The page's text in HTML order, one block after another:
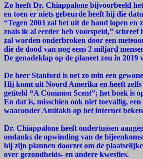
Zo heeft Dr. Chiappalone bijvoorbeeld
en toen er niets gebeurde heeft hij die
“Tegen 2003 zal het uit de hand lopen
zoals ik al eerder heb voorspeld,”
zal worden onderbroken door een
die de dood van nog eens 2 miljard
De genadeklap op de planeet zou in 2019
De heer Stanford is net zo min een
Hij komt uit Noord Amerika en heeft zelfs
getiteld “A Common Scent”; het boek is
En dat is, misschien ook niet toevallig,
waaronder Amitakh op het internet
Dr. Chiappalone heeft ondertussen
ondanks de opwinding van de
hij zijn plannen doorzet om de
over gezondheids- en andere kwesties.